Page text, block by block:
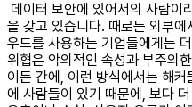
데이터 보안에 있어서의 사람이
을 갖고 있습니다. 때로는 외부
우드를 사용하는 기업들에게는
위협은 악의적인 속성과 부주의
이든 간에, 이런 방식에서는 해
에 사람들이 있기 때문에, 보다